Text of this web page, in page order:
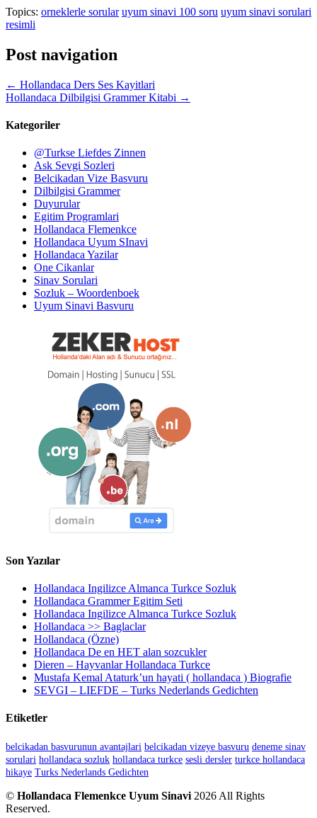
Topics: orneklerle sorular uyum sinavi 100 soru uyum sinavi sorulari
resimli
Post navigation
← Hollandaca Ders Ses Kayitlari
Hollandaca Dilbilgisi Grammer Kitabi →
Kategoriler
@Turkse Liefdes Zinnen
Ask Sevgi Sozleri
Belcikadan Vize Basvuru
Dilbilgisi Grammer
Duyurular
Egitim Programlari
Hollandaca Flemenkce
Hollandaca Uyum SInavi
Hollandaca Yazilar
One Cikanlar
Sinav Sorulari
Sozluk – Woordenboek
Uyum Sinavi Basvuru
Son Yazılar
Hollandaca Ingilizce Almanca Turkce Sozluk
Hollandaca Grammer Egitim Seti
Hollandaca Ingilizce Almanca Turkce Sozluk
Hollandaca >> Baglaclar
Hollandaca (Özne)
Hollandaca De en HET alan sozcukler
Dieren – Hayvanlar Hollandaca Turkce
Mustafa Kemal Ataturk’un hayati ( hollandaca ) Biografie
SEVGI – LIEFDE – Turks Nederlands Gedichten
Etiketler
belcikadan basvurunun avantajlari belcikadan vizeye basvuru deneme sinav
sorulari hollandaca sozluk hollandaca turkce sesli dersler turkce hollandaca
hikaye Turks Nederlands Gedichten
© Hollandaca Flemenkce Uyum Sinavi 2026 All Rights
Reserved.